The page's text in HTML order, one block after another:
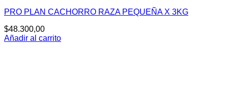
PRO PLAN CACHORRO RAZA PEQUEÑA X 3KG
$48.300,00
Añadir al carrito